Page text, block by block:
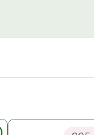
KnitPro Ginger
8,7 см